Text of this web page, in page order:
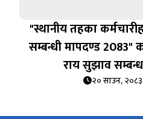
"स्थानीय तहका
सम्बन्धी मापदण्ड 2083"
राय सुझाव
२० साउन, २०८३